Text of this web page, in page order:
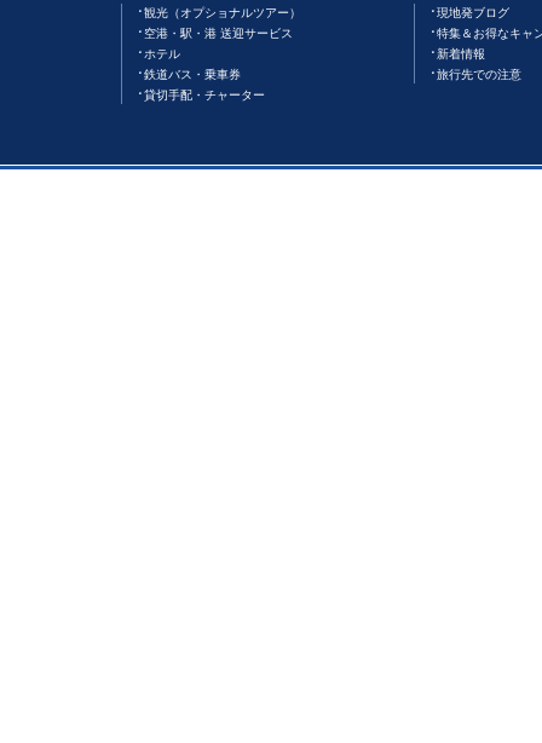
観光（オプショナルツアー）
空港・駅・港 送迎サービス
ホテル
鉄道バス・乗車券
貸切手配・チャーター
現地発ブログ
特集＆お得なキャ
新着情報
旅行先での注意